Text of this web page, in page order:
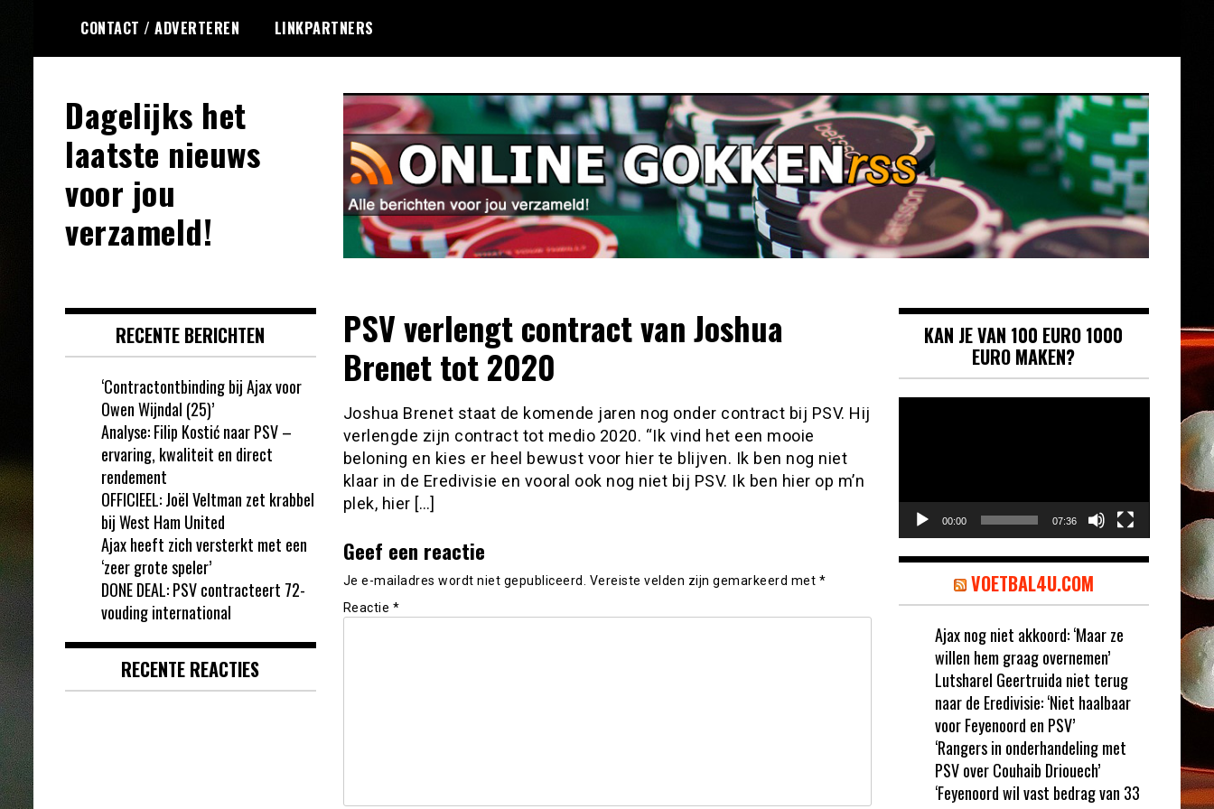
de
CONTACT / ADVERTEREN LINKPARTNERS
Dagelijks het
laatste nieuws
voor jou
verzameld!
PSV verlengt contract van Joshua
Brenet tot 2020
Joshua Brenet staat de komende jaren nog onder contract bij PSV. Hij
verlengde zijn contract tot medio 2020. “Ik vind het een mooie
beloning en kies er heel bewust voor hier te blijven. Ik ben nog niet
klaar in de Eredivisie en vooral ook nog niet bij PSV. Ik ben hier op m’n
plek, hier […]
Geef een reactie
Je e-mailadres wordt niet gepubliceerd. Vereiste velden zijn gemarkeerd met *
Reactie *
RECENTE BERICHTEN
‘Contractontbinding bij Ajax voor
Owen Wijndal (25)’
Analyse: Filip Kostić naar PSV –
ervaring, kwaliteit en direct
rendement
OFFICIEEL: Joël Veltman zet krabbel
bij West Ham United
Ajax heeft zich versterkt met een
‘zeer grote speler’
DONE DEAL: PSV contracteert 72-
vouding international
RECENTE REACTIES
KAN JE VAN 100 EURO 1000
EURO MAKEN?
00:00 07:36
VOETBAL4U.COM
Ajax nog niet akkoord: ‘Maar ze
willen hem graag overnemen’
Lutsharel Geertruida niet terug
naar de Eredivisie: ‘Niet haalbaar
voor Feyenoord en PSV’
‘Rangers in onderhandeling met
PSV over Couhaib Driouech’
‘Feyenoord wil vast bedrag van 33